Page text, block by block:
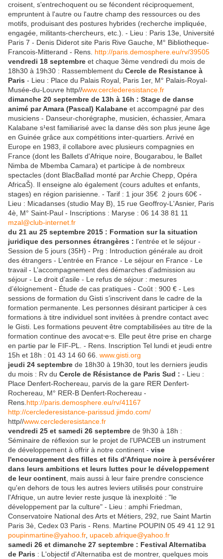
croisent, s'entrechoquent ou se fécondent réciproquement,
empruntent à l'autre ou l'autre champ des ressources ou des
motifs, produisant des postures hybrides (recherche impliquée,
engagée, militants-chercheurs, etc.). - Lieu : Paris 13e, Université
Paris 7 - Denis Diderot site Paris Rive Gauche, M° Bibliotheque-
Francois-Mitterand - Rens. http://paris.demosphere.eu/rv/39505
vendredi 18 septembre et chaque 3ème vendredi du mois de
18h30 à 19h30 : Rassemblement du Cercle de Resistance à
Paris - Lieu : Place du Palais Royal, Paris 1er, M° Palais-Royal-
Musée-du-Louvre http//www.cerclederesistance.fr
dimanche 20 septembre de 13h à 16h : Stage de danse
animé par Amara (Pascal) Kalabane et accompagné par des
musiciens - Danseur-chorégraphe, musicien, échassier, Amara
Kalabane s¹est familiarisé avec la danse dès son plus jeune âge
en Guinée grâce aux compétitions inter-quartiers. Arrivé en
Europe en 1983, il collabore avec plusieurs compagnies en
France (dont les Ballets d'Afrique noire, Bougarabou, le Ballet
Nimba de Mbemba Camara) et participe à de nombreux
spectacles (dont BlacBallad monté par Archie Chepp, Opéra
AfricaŠ). Il enseigne alo également (cours adultes et enfants,
stages) en région parisienne. - Tarif : 1 jour 35€ ­ 2 jours 60€ -
Lieu : Micadanses (studio May B), 15 rue Geoffroy-L'Asnier, Paris
4è, M° Saint-Paul - Inscriptions : Maryse : 06 14 38 81 11
mzal@club-internet.fr
du 21 au 25 septembre 2015 : Formation sur la situation
juridique des personnes étrangères : l’entrée et le séjour -
Session de 5 jours (35H) - Prg : Introduction générale au droit
des étrangers - L’entrée en France - Le séjour en France - Le
travail - L’accompagnement des démarches d’admission au
séjour - Le droit d’asile - Le refus de séjour : mesures
d’éloignement - Étude de cas pratiques - Coût : 900 € - Les
sessions de formation du Gisti s’inscrivent dans le cadre de la
formation permanente. Les personnes désirant participer à ces
formations à titre individuel sont invitées à prendre contact avec
le Gisti. Les formations peuvent être comptabilisées au titre de la
formation continue des avocat⋅e⋅s. Elle peut être prise en charge
en partie par le FIF-PL. - Rens. Inscription Tel lundi et jeudi entre
15h et 18h : 01 43 14 60 66. www.gisti.org
jeudi 24 septembre de 18h30 à 19h30, tout les derniers jeudis
du mois : Rv du Cercle de Résistance de Paris Sud : - Lieu :
Place Denfert-Rochereau, parvis de la gare RER Denfert-
Rochereau, M° RER-B Denfert-Rochereau -
Rens. http://paris.demosphere.eu/rv/41167
http://cerclederesistance-parissud.jimdo.com/
http//www.cerclederesistance.fr
vendredi 25 et samedi 26 septembre de 9h30 à 18h :
Séminaire de réflexion sur le projet de l'UPACEB un instrument
de développement à offrir à notre continent - vise
l'encouragement des filles et fils d'Afrique noire à persévérer
dans leurs ambitions et leurs luttes pour le développement
de leur continent , mais aussi à leur faire prendre conscience
qu'en dehors de tous les autres leviers utilisés pour construire
l'Afrique, un autre levier reste jusque là inexploité : "le
développement par la culture" - Lieu : amphi Friedman,
Conservatoire National des Arts et Métiers, 292, rue Saint Martin
Paris 3è, Cedex 03 Paris - Rens. Martine POUPIN 05 49 41 12 91
poupinmartine@yahoo.fr, upaceb.afrique@yahoo.fr
samedi 26 et dimanche 27 septembre : Festival Alternatiba
de Paris : L'objectif d'Alternatiba est de montrer, quelques mois